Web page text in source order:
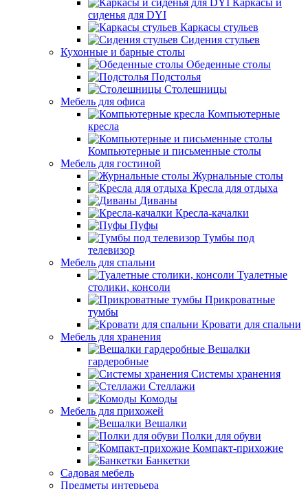
Каркасы и
сиденья для DYI
Каркасы стульев
Сидения стульев
Кухонные и барные столы
Обеденные столы
Подстолья
Столешницы
Мебель для офиса
Компьютерные
кресла
Компьютерные и письменные столы
Мебель для гостиной
Журнальные столы
Кресла для отдыха
Диваны
Кресла-качалки
Пуфы
Тумбы под
телевизор
Мебель для спальни
Туалетные
столики, консоли
Прикроватные
тумбы
Кровати для спальни
Мебель для хранения
Вешалки
гардеробные
Системы хранения
Стеллажи
Комоды
Мебель для прихожей
Вешалки
Полки для обуви
Компакт-прихожие
Банкетки
Садовая мебель
Предметы интерьера